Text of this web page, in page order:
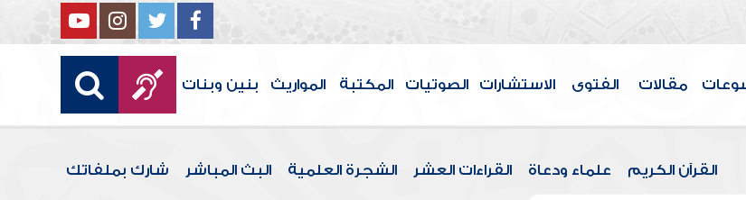
مقالات الفتوى الاستشارات الصوتيات المكتبة المواريث بنين وبنات
القرآن الكريم علماء ودعاة القراءات العشر الشجرة العلمية البث المباشر شارك بملفاتك